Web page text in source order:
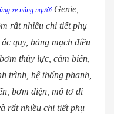
xe nâng ngườiGenie,
rất nhiều chi tiết phụ
quy, bảng mạch điều
thủy lực, cảm biến,
trình, hệ thống phanh,
bơm điện, mô tơ di
rất nhiều chi tiết phụ